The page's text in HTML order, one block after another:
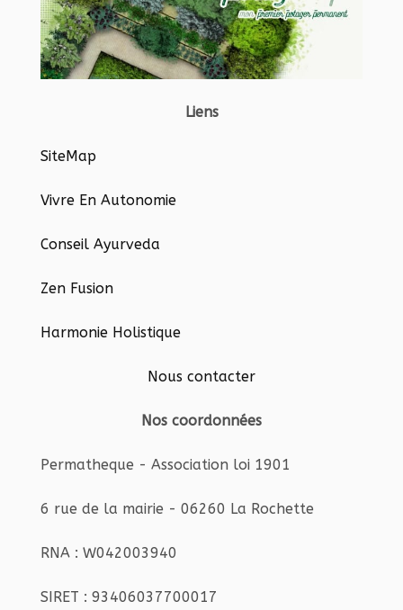
Liens
SiteMap
Vivre En Autonomie
Conseil Ayurveda
Zen Fusion
Harmonie Holistique
Nous contacter
Nos coordonnées
Permatheque - Association loi 1901
6 rue de la mairie - 06260 La Rochette
RNA : W042003940
SIRET : 93406037700017